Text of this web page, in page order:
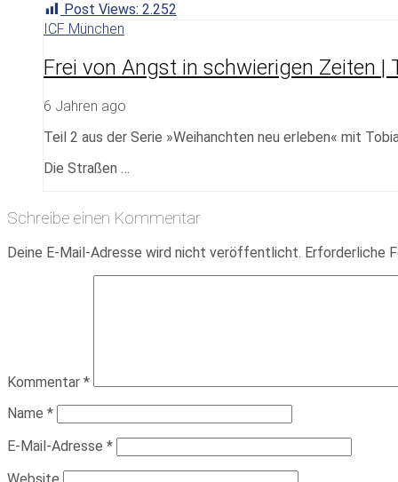
Post Views: 2.252
ICF München
Frei von Angst in schwierigen Zeiten |
6 Jahren ago
Teil 2 aus der Serie »Weihanchten neu erleben« mit
Die Straßen …
Schreibe einen Kommentar
Deine E-Mail-Adresse wird nicht veröffentlicht. Erforderliche
Kommentar *
Name *
E-Mail-Adresse *